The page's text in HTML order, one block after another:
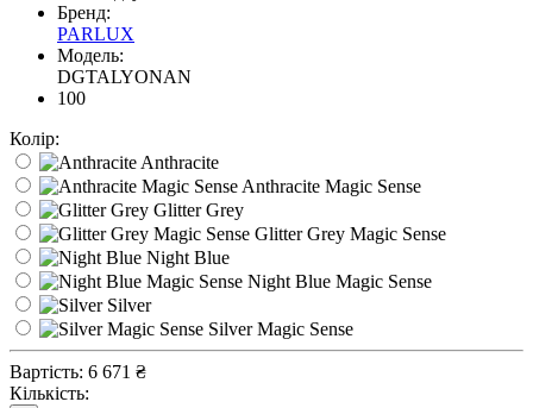
Бренд:
PARLUX
Модель:
DGTALYONAN
100
Колір:
Anthracite
Anthracite Magic Sense
Glitter Grey
Glitter Grey Magic Sense
Night Blue
Night Blue Magic Sense
Silver
Silver Magic Sense
Вартість: 6 671 ₴
Кількість: